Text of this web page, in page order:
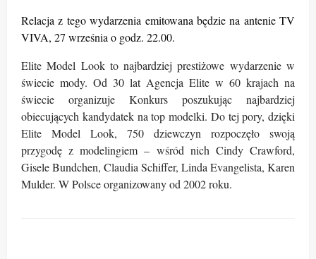
Relacja z tego wydarzenia emitowana będzie na antenie TV
VIVA, 27 września o godz. 22.00.
Elite Model Look to najbardziej prestiżowe wydarzenie w
świecie mody. Od 30 lat Agencja Elite w 60 krajach na
świecie organizuje Konkurs poszukując najbardziej
obiecujących kandydatek na top modelki. Do tej pory, dzięki
Elite Model Look, 750 dziewczyn rozpoczęło swoją
przygodę z modelingiem – wśród nich Cindy Crawford,
Gisele Bundchen, Claudia Schiffer, Linda Evangelista, Karen
Mulder. W Polsce organizowany od 2002 roku.